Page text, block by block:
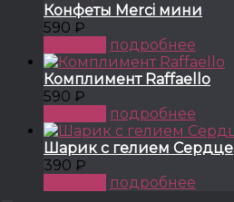
Конфеты Merci мини
590 ₽
подробнее
Комплимент Raffaello
590 ₽
подробнее
Шарик с гелием Сердце
390 ₽
подробнее